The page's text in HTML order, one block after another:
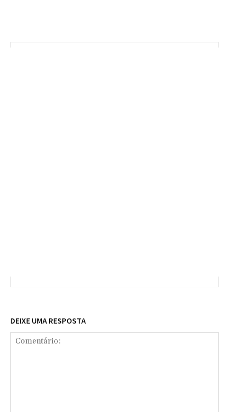
DEIXE UMA RESPOSTA